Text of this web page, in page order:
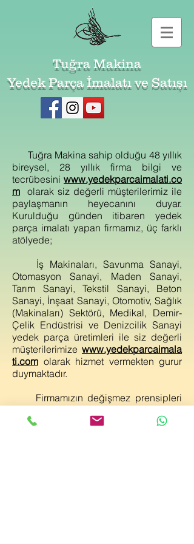
Tuğra Makina
Yedek Parça İmalatı ve Satışı
Tuğra Makina sahip olduğu 48 yıllık
bireysel, 28 yıllık firma bilgi ve
tecrübesini www.yedekparcaimalati.co
m olarak siz değerli müşterilerimiz ile
paylaşmanın heyecanını duyar.
Kurulduğu günden itibaren yedek
parça imalatı yapan firmamız, üç farklı
atölyede;
İş Makinaları, Savunma Sanayi,
Otomasyon Sanayi, Maden Sanayi,
Tarım Sanayi, Tekstil Sanayi, Beton
Sanayi, İnşaat Sanayi, Otomotiv, Sağlık
(Makinaları) Sektörü, Medikal, Demir-
Çelik Endüstrisi ve Denizcilik Sanayi
yedek parça üretimleri ile siz değerli
müşterilerimize www.yedekparcaimala
ti.com olarak hizmet vermekten gurur
duymaktadır.
Firmamızın değişmez prensipleri
teslim olmuştur.